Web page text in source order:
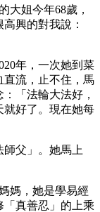
大姐今年68歲，
興的對我說：
年，一次她到菜
直流，止不住，馬
「法輪大法好，
就好了。現在她每
父」。她馬上
媽，她是學易經
「真善忍」的上乘